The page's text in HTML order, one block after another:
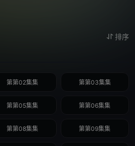
的生活又恢复了往日的平静。可是没排序
第第02集集 第第03集集
第第05集集 第第06集集
第第08集集 第第09集集